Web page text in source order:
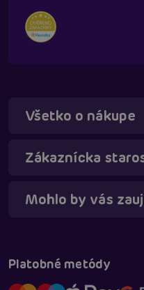
Všetko o nákupe
Zákaznícka
Mohlo by vás
Platobné metódy
Táňa - virtuálna